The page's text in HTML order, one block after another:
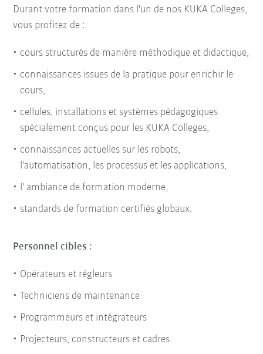
Durant votre formation dans l'un de nos KUKA Colleges,
vous profitez de :
cours structurés de manière méthodique et didactique,
connaissances issues de la pratique pour enrichir le
cours,
cellules, installations et systèmes pédagogiques
spécialement conçus pour les KUKA Colleges,
connaissances actuelles sur les robots,
l'automatisation, les processus et les applications,
l' ambiance de formation moderne,
standards de formation certifiés globaux.
Personnel cibles :
Opérateurs et régleurs
Techniciens de maintenance
Programmeurs et intégrateurs
Projecteurs, constructeurs et cadres